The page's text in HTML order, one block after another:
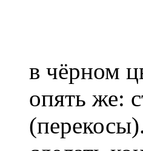
в чёрном
опять же: